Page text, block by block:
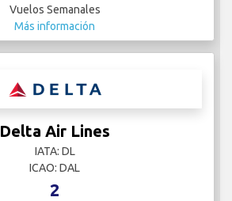
Vuelos Semanales
Más información
Delta Air Lines
IATA: DL
ICAO: DAL
2